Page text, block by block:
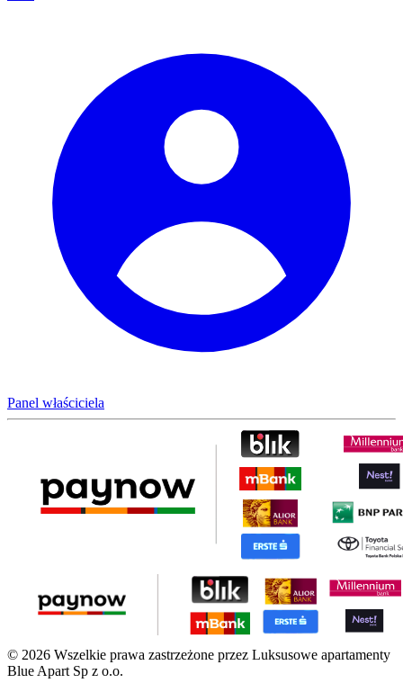
Panel właściciela
© 2026 Wszelkie prawa zastrzeżone przez Luksusowe apartamenty
Blue Apart Sp z o.o.